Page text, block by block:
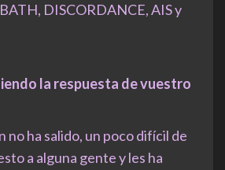
DISCORDANCE, AIS y
la respuesta de vuestro
no ha salido, un poco difícil de
a alguna gente y les ha